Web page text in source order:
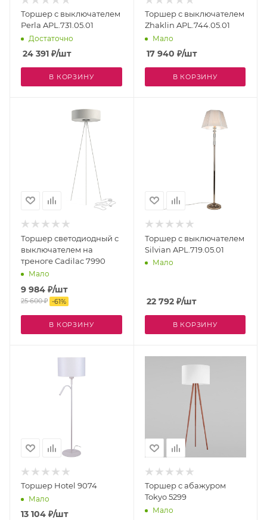
Торшер с выключателем
Perla APL.731.05.01
Достаточно
24 391 ₽/шт
В КОРЗИНУ
Торшер с выключателем
Zhaklin APL.744.05.01
Мало
17 940 ₽/шт
В КОРЗИНУ
Торшер светодиодный с
выключателем на
треноге Cadilac 7990
Мало
9 984 ₽/шт
25 600₽ -61%
В КОРЗИНУ
Торшер с выключателем
Silvian APL.719.05.01
Мало
22 792₽/шт
В КОРЗИНУ
Торшер Hotel 9074
Мало
13 104 ₽/шт
Торшер с абажуром
Tokyo 5299
Мало